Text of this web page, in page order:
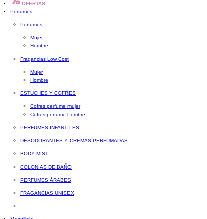
OFERTAS
Perfumes
Perfumes
Mujer
Hombre
Fragancias Low Cost
Mujer
Hombre
ESTUCHES Y COFRES
Cofres perfume mujer
Cofres perfume hombre
PERFUMES INFANTILES
DESODORANTES Y CREMAS PERFUMADAS
BODY MIST
COLONIAS DE BAÑO
PERFUMES ÁRABES
FRAGANCIAS UNISEX